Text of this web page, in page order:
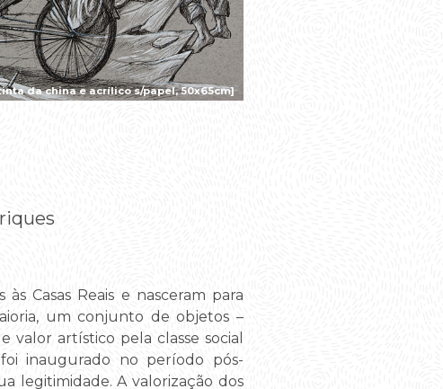
da china e acrílico s/papel, 50x65cm]
Casas Reais e nasceram para
um conjunto de objetos –
valor artístico pela classe social
inaugurado no período pós-
legitimidade. A valorização dos